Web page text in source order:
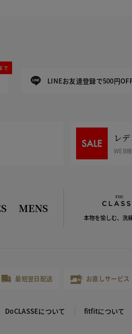
で
LINEお友達登録で500円
レ
WEB
MENS
本物を愉しむ、洗
最短翌日配送 お直しサービス
DoCLASSEについて fitfitについて